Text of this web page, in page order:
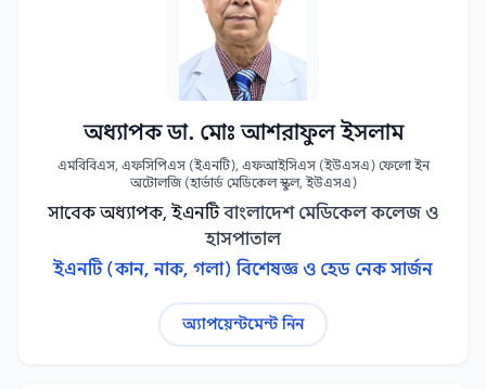
অধ্যাপক ডা. মোঃ আশরাফুল ইসলাম
এমবিবিএস, এফসিপিএস (ইএনটি), এফআইসিএস (ইউএসএ) ফেলো ইন
অটোলজি (হার্ভার্ড মেডিকেল স্কুল, ইউএসএ)
সাবেক অধ্যাপক, ইএনটি বাংলাদেশ মেডিকেল কলেজ ও
হাসপাতাল
ইএনটি (কান, নাক, গলা) বিশেষজ্ঞ ও হেড নেক সার্জন
অ্যাপয়েন্টমেন্ট নিন